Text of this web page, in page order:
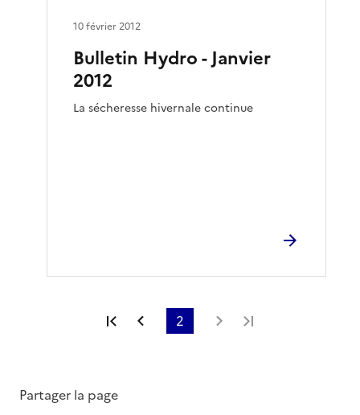
Bulletin Hydro - Janvier
2012
La sécheresse hivernale continue
10 février 2012
Première page
Page précédente
2 Page suivante
Partager la page